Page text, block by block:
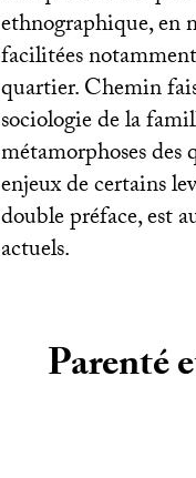
ethnographique, en
facilitées
quartier. Chemin
sociologie de la
métamorphoses des
enjeux de certains
double préface, est
actuels.
Parenté